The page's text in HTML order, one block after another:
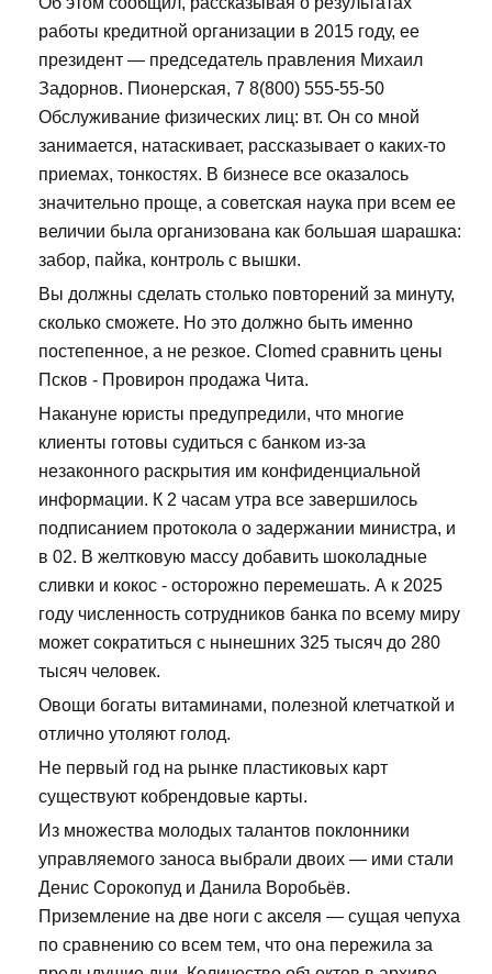
работы кредитной организации в 2015 году, ее
президент — председатель правления Михаил
Задорнов. Пионерская, 7 8(800) 555-55-50
Обслуживание физических лиц: вт. Он со мной
занимается, натаскивает, рассказывает о каких-то
приемах, тонкостях. В бизнесе все оказалось
значительно проще, а советская наука при всем ее
величии была организована как большая шарашка:
забор, пайка, контроль с вышки.
Вы должны сделать столько повторений за минуту,
сколько сможете. Но это должно быть именно
постепенное, а не резкое. Clomed сравнить цены
Псков - Провирон продажа Чита.
Накануне юристы предупредили, что многие
клиенты готовы судиться с банком из-за
незаконного раскрытия им конфиденциальной
информации. К 2 часам утра все завершилось
подписанием протокола о задержании министра, и
в 02. В желтковую массу добавить шоколадные
сливки и кокос - осторожно перемешать. А к 2025
году численность сотрудников банка по всему миру
может сократиться с нынешних 325 тысяч до 280
тысяч человек.
Овощи богаты витаминами, полезной клетчаткой и
отлично утоляют голод.
Не первый год на рынке пластиковых карт
существуют кобрендовые карты.
Из множества молодых талантов поклонники
управляемого заноса выбрали двоих — ими стали
Денис Сорокопуд и Данила Воробьёв.
Приземление на две ноги с акселя — сущая чепуха
по сравнению со всем тем, что она пережила за